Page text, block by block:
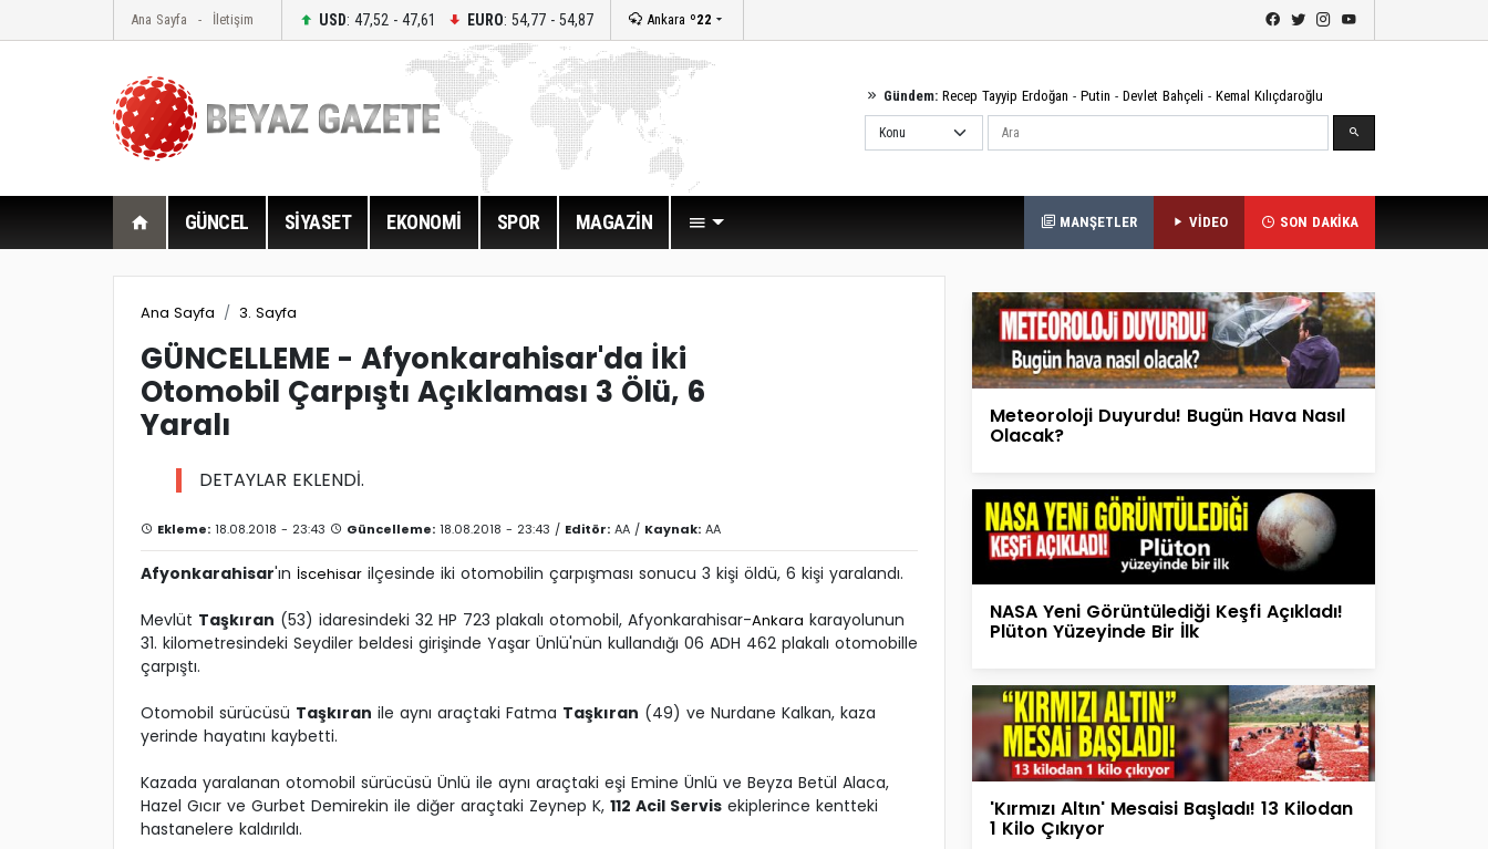
Ana Sayfa İletişim USD: 47,52 - 47,61 EURO: 54,77 - 54,87 Ankara º22
Gündem: Recep Tayyip Erdoğan - Putin - Devlet Bahçeli - Kemal Kılıçdaroğlu
Ara
GÜNCEL SİYASET EKONOMİ SPOR MAGAZİN MANŞETLER VİDEO SON DAKİKA
Ana Sayfa 3. Sayfa
GÜNCELLEME - Afyonkarahisar'da İki
Otomobil Çarpıştı Açıklaması 3 Ölü, 6
Yaralı
DETAYLAR EKLENDİ.
Ekleme: 18.08.2018 - 23:43 Güncelleme: 18.08.2018 - 23:43 / Editör: AA / Kaynak: AA
Afyonkarahisar'ın İscehisar ilçesinde iki otomobilin çarpışması sonucu 3 kişi öldü, 6 kişi yaralandı.
Mevlüt Taşkıran (53) idaresindeki 32 HP 723 plakalı otomobil, Afyonkarahisar-Ankara karayolunun
31. kilometresindeki Seydiler beldesi girişinde Yaşar Ünlü'nün kullandığı 06 ADH 462 plakalı otomobille
çarpıştı.
Otomobil sürücüsü Taşkıran ile aynı araçtaki Fatma Taşkıran (49) ve Nurdane Kalkan, kaza
yerinde hayatını kaybetti.
Kazada yaralanan otomobil sürücüsü Ünlü ile aynı araçtaki eşi Emine Ünlü ve Beyza Betül Alaca,
Hazel Gıcır ve Gurbet Demirekin ile diğer araçtaki Zeynep K, 112 Acil Servis ekiplerince kentteki
hastanelere kaldırıldı.
Meteoroloji Duyurdu! Bugün Hava Nasıl
Olacak?
NASA Yeni Görüntülediği Keşfi Açıkladı!
Plüton Yüzeyinde Bir İlk
'Kırmızı Altın' Mesaisi Başladı! 13 Kilodan
1 Kilo Çıkıyor